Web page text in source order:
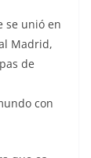
se unió en
Madrid,
de
con